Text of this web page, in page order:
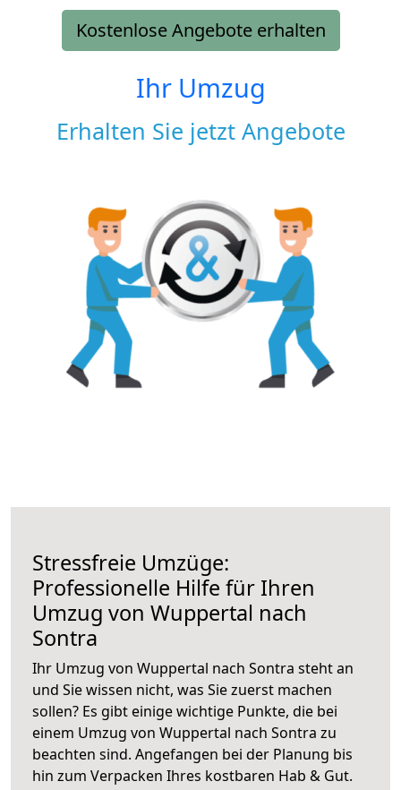
Kostenlose Angebote erhalten
Ihr Umzug
Erhalten Sie jetzt Angebote
Stressfreie Umzüge:
Professionelle Hilfe für Ihren
Umzug von Wuppertal nach
Sontra
Ihr Umzug von Wuppertal nach Sontra steht an
und Sie wissen nicht, was Sie zuerst machen
sollen? Es gibt einige wichtige Punkte, die bei
einem Umzug von Wuppertal nach Sontra zu
beachten sind. Angefangen bei der Planung bis
hin zum Verpacken Ihres kostbaren Hab & Gut.